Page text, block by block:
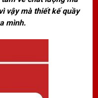
vậy mà thiết kế quầy
mình.